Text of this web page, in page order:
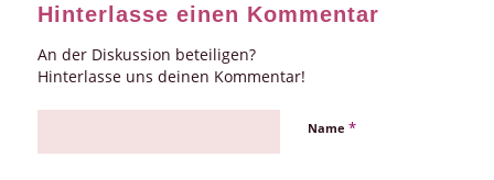
Hinterlasse einen Kommentar
An der Diskussion beteiligen?
Hinterlasse uns deinen Kommentar!
Name *